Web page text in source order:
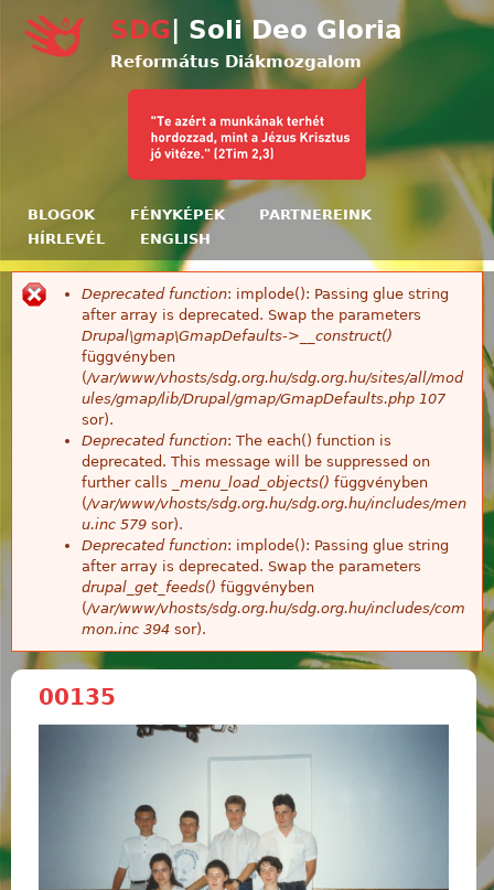
Ugrás a tartalomra
SDG | Soli Deo Gloria
Református Diákmozgalom
BLOGOK FÉNYKÉPEK
PARTNEREINK
HÍRLEVÉL
ENGLISH
Hibaüzenet
Deprecated function: implode(): Passing glue string
after array is deprecated. Swap the parameters
Drupal\gmap\GmapDefaults->__construct()
függvényben
(/var/www/vhosts/sdg.org.hu/sdg.org.hu/sites/all/mod
ules/gmap/lib/Drupal/gmap/GmapDefaults.php 107
sor).
Deprecated function: The each() function is
deprecated. This message will be suppressed on
further calls
_menu_load_objects() függvényben
(/var/www/vhosts/sdg.org.hu/sdg.org.hu/includes/men
u.inc 579 sor).
Deprecated function: implode(): Passing glue string
after array is deprecated. Swap the parameters
drupal_get_feeds() függvényben
(/var/www/vhosts/sdg.org.hu/sdg.org.hu/includes/com
mon.inc 394 sor).
00135